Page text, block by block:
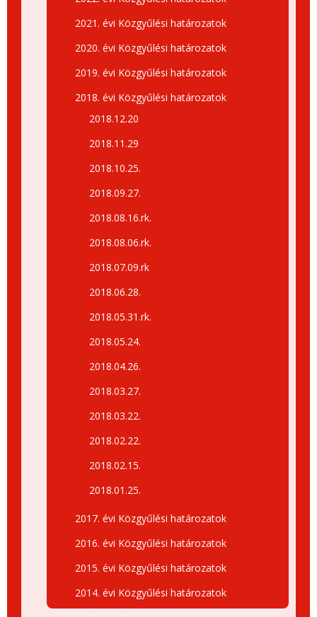
2021. évi Közgyűlési határozatok
2020. évi Közgyűlési határozatok
2019. évi Közgyűlési határozatok
2018. évi Közgyűlési határozatok
2018.12.20
2018.11.29
2018.10.25.
2018.09.27.
2018.08.16.rk.
2018.08.06.rk.
2018.07.09.rk
2018.06.28.
2018.05.31.rk.
2018.05.24.
2018.04.26.
2018.03.27.
2018.03.22.
2018.02.22.
2018.02.15.
2018.01.25.
2017. évi Közgyűlési határozatok
2016. évi Közgyűlési határozatok
2015. évi Közgyűlési határozatok
2014. évi Közgyűlési határozatok